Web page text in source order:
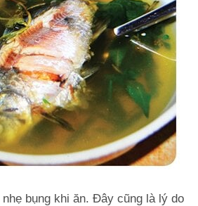
bụng khi ăn. Đây cũng là lý do